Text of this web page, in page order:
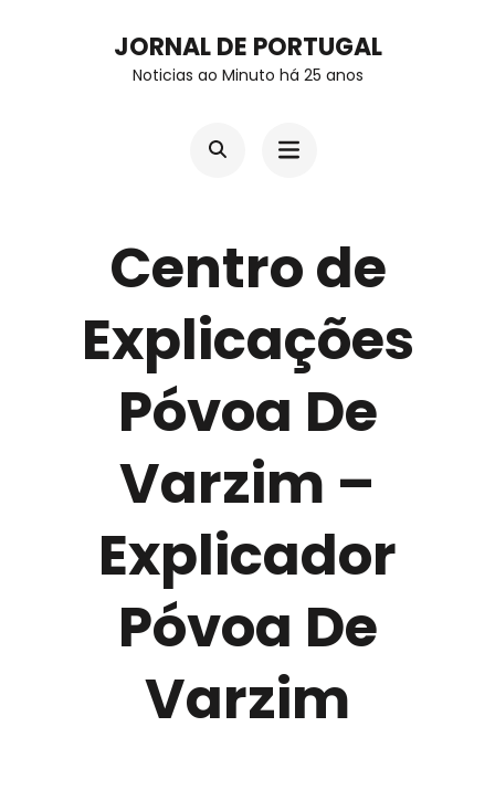
JORNAL DE PORTUGAL
Noticias ao Minuto há 25 anos
Centro de
Explicações
Póvoa De
Varzim –
Explicador
Póvoa De
Varzim